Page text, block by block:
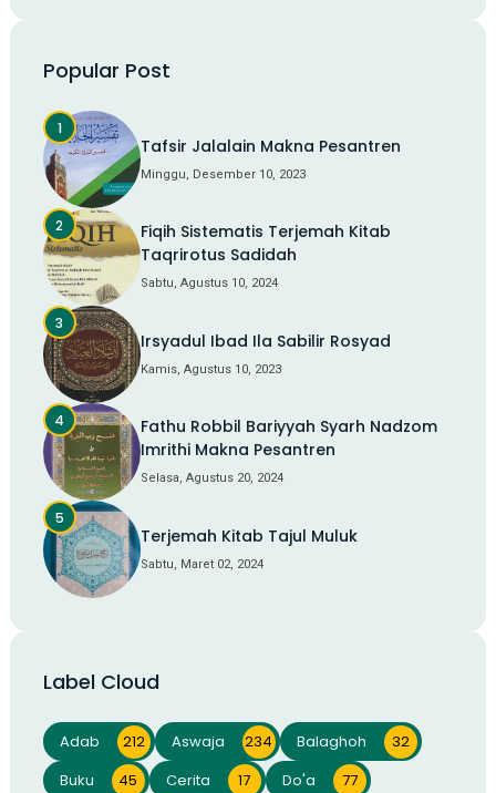
Popular Post
Tafsir Jalalain Makna Pesantren
Minggu, Desember 10, 2023
Fiqih Sistematis Terjemah Kitab
Taqrirotus Sadidah
Sabtu, Agustus 10, 2024
Irsyadul Ibad Ila Sabilir Rosyad
Kamis, Agustus 10, 2023
Fathu Robbil Bariyyah Syarh Nadzom
Imrithi Makna Pesantren
Selasa, Agustus 20, 2024
Terjemah Kitab Tajul Muluk
Sabtu, Maret 02, 2024
Label Cloud
Adab 212 Aswaja 234 Balaghoh
32
Buku
45 Cerita 17 Do'a
77